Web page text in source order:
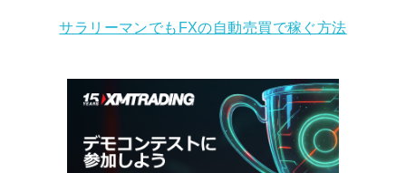
サラリーマンでもFXの自動売買で稼ぐ方法